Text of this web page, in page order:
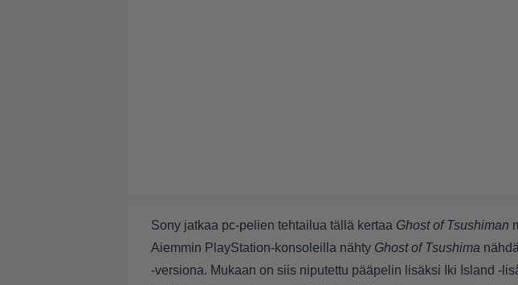
Sony jatkaa pc-pelien tehtailua tällä kertaa Ghost of Tsushiman
Aiemmin PlayStation-konsoleilla nähty Ghost of Tsushima
-versiona. Mukaan on siis niputettu pääpelin lisäksi Iki Island -